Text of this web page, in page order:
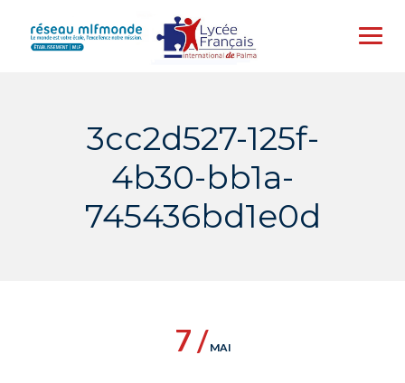
content
3cc2d527-125f-
4b30-bb1a-
745436bd1e0d
7 / MAI